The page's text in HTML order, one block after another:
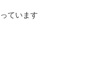
ています